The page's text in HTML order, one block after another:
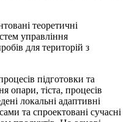
теоретичні
управління
для територій з
підготовки та
опари, тіста, процесів
локальні адаптивні
та спроектовані сучасні